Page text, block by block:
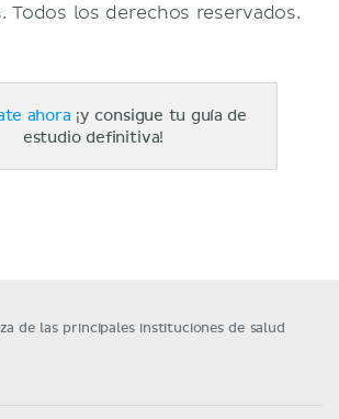
Todos los derechos reservados.
ahora ¡y consigue tu guía de
estudio definitiva!
de las principales instituciones de salud